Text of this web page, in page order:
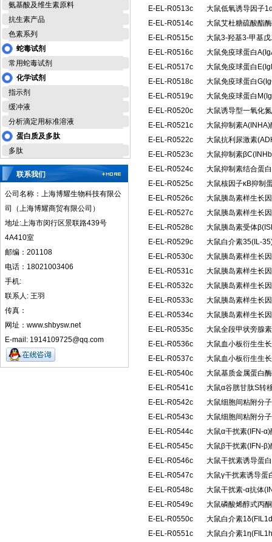
氨基酸及维生素原料
抗生素产品
色素系列
蛇毒试剂
常用蛇毒试剂
化学试剂
指示剂
缓冲液
分析滴定用标准溶液
蛋白质及多肽
多肽
联系我们
公司名称：上海博耀生物科技有限公
司（上海博耀商贸有限公司）
地址:上海市闵行区景联路439号
4A410室
邮编：201108
电话：18021003406
手机:
联系人: 王羽
传真：
网址：www.shbysw.net
E-mail: 1914109725@qq.com
E-EL-R0513c
大鼠低氧诱导因子
E-EL-R0514c
大鼠艾杜糖硫酸酯
E-EL-R0515c
大鼠3-羟基3-甲基
E-EL-R0516c
大鼠免疫球蛋白
E-EL-R0517c
大鼠免疫球蛋白
E-EL-R0518c
大鼠免疫球蛋白
E-EL-R0519c
大鼠免疫球蛋白
E-EL-R0520c
大鼠诱导型一氧化
E-EL-R0521c
大鼠抑制素
E-EL-R0522c
大鼠抗利尿激素
E-EL-R0523c
大鼠抑制素
E-EL-R0524c
大鼠抑制素结合蛋
E-EL-R0525c
大鼠核因子κB抑制
E-EL-R0526c
大鼠胰岛素样生长
E-EL-R0527c
大鼠胰岛素样生长
E-EL-R0528c
大鼠胰岛素受体
E-EL-R0529c
大鼠白介素35(IL-
E-EL-R0530c
大鼠胰岛素样生长
E-EL-R0531c
大鼠胰岛素样生长
E-EL-R0532c
大鼠胰岛素样生长
E-EL-R0533c
大鼠胰岛素样生长
E-EL-R0534c
大鼠胰岛素样生长
E-EL-R0535c
大鼠全段甲状旁腺
E-EL-R0536c
大鼠血小板衍生生
E-EL-R0537c
大鼠血小板衍生生
E-EL-R0540c
大鼠基质金属蛋白
E-EL-R0541c
大鼠α谷胱甘肽S转
E-EL-R0542c
大鼠细胞间粘附分
E-EL-R0543c
大鼠细胞间粘附分
E-EL-R0544c
大鼠α干扰素(IFN-
E-EL-R0545c
大鼠β干扰素(IFN-
E-EL-R0546c
大鼠干扰素诱导蛋
E-EL-R0547c
大鼠γ干扰素诱导蛋
E-EL-R0548c
大鼠干扰素-α抗体
E-EL-R0549c
大鼠磷酸烯醇式丙
E-EL-R0550c
大鼠白介素
E-EL-R0551c
大鼠白介素